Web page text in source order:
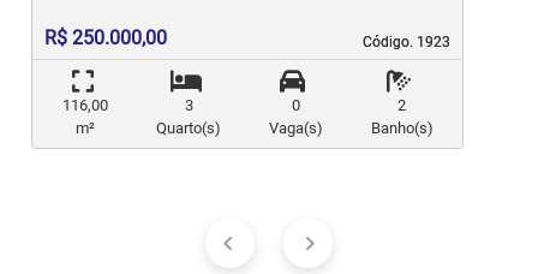
Código. 1923
Código. 1923
R$ 250.000,00
116,00
m²
3
Quarto(s)
0
Vaga(s)
2
Banho(s)